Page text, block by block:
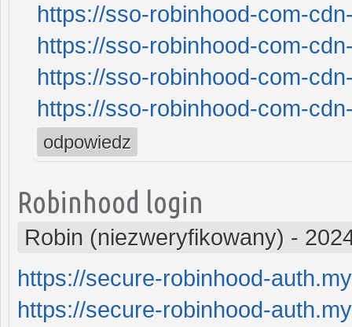
https://sso-robinhood-com-
https://sso-robinhood-com-
https://sso-robinhood-com-
https://sso-robinhood-com-
odpowiedz
Robinhood login
Robin (niezweryfikowany) -
https://secure-robinhood-
https://secure-robinhood-